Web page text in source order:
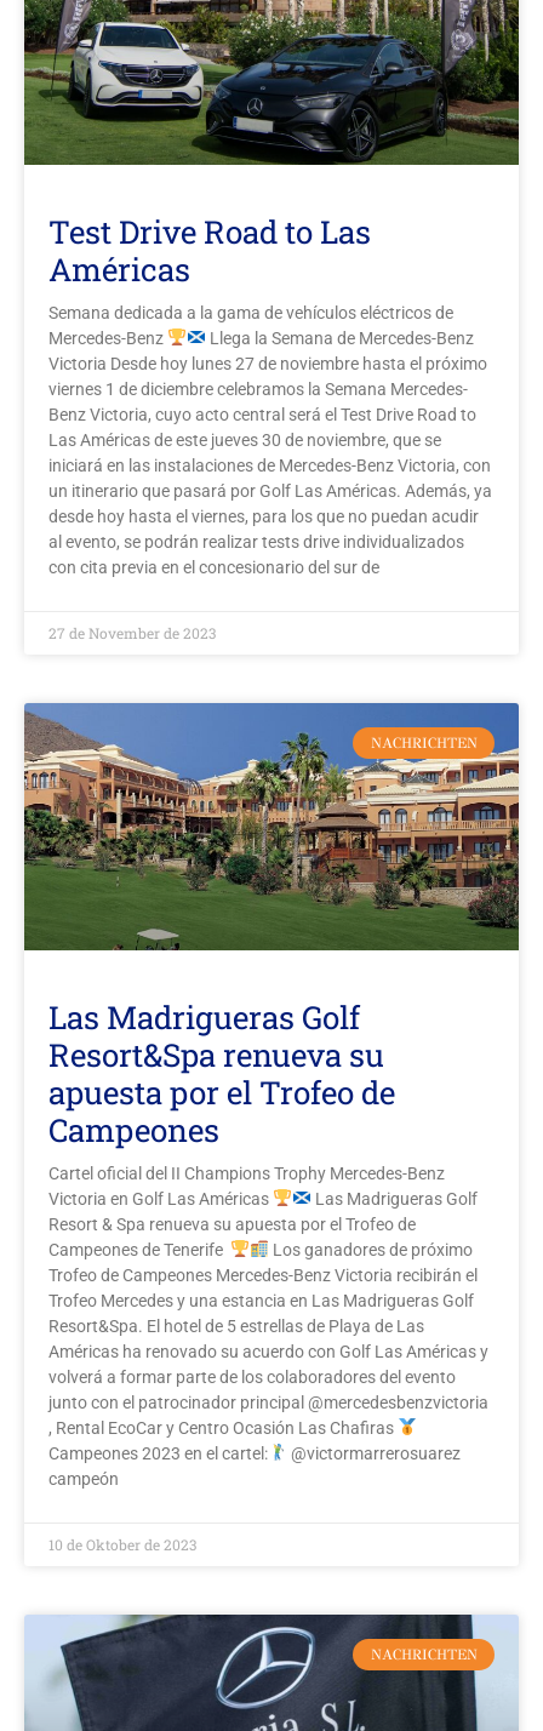
Kontakt
Rechtliche Hinweise
Test Drive Road to Las
Américas
Semana dedicada a la gama de vehículos eléctricos de
Mercedes-Benz
Llega la Semana de Mercedes-Benz
Victoria Desde hoy lunes 27 de noviembre hasta el próximo
viernes 1 de diciembre celebramos la Semana Mercedes-
Benz Victoria, cuyo acto central será el Test Drive Road to
Las Américas de este jueves 30 de noviembre, que se
iniciará en las instalaciones de Mercedes-Benz Victoria, con
un itinerario que pasará por Golf Las Américas. Además, ya
desde hoy hasta el viernes, para los que no puedan acudir
al evento, se podrán realizar tests drive individualizados
con cita previa en el concesionario del sur de
27 de November de 2023
NACHRICHTEN
Las Madrigueras Golf
Resort&Spa renueva su
apuesta por el Trofeo de
Campeones
Cartel oficial del II Champions Trophy Mercedes-Benz
Victoria en Golf Las Américas
Las Madrigueras Golf
Resort & Spa renueva su apuesta por el Trofeo de
Campeones de Tenerife
Los ganadores de próximo
Trofeo de Campeones Mercedes-Benz Victoria recibirán el
Trofeo Mercedes y una estancia en Las Madrigueras Golf
Resort&Spa. El hotel de 5 estrellas de Playa de Las
Américas ha renovado su acuerdo con Golf Las Américas y
volverá a formar parte de los colaboradores del evento
junto con el patrocinador principal @mercedesbenzvictoria
, Rental EcoCar y Centro Ocasión Las Chafiras
Campeones 2023 en el cartel:
@victormarrerosuarez
campeón
10 de Oktober de 2023
NACHRICHTEN